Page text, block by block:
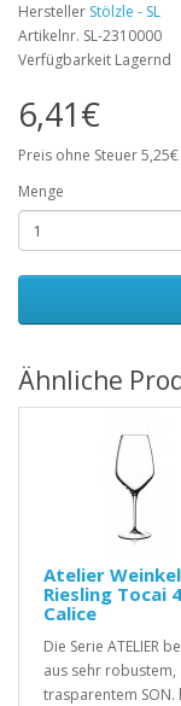
Hersteller Stölzle - SL
Artikelnr. SL-2310000
Verfügbarkeit Lagernd
6,41€
Preis ohne Steuer 5,25€
Menge
Ähnliche
Atelier
Riesling Tocai
Calice
Die Serie ATELIER
aus sehr robustem,
trasparentem SON.